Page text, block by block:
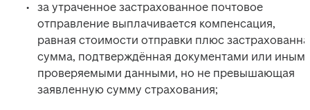
за утраченное застрахованное почтовое
отправление выплачивается компенсация,
равная стоимости отправки плюс
сумма, подтверждённая документами или
проверяемыми данными, но не превышающая
заявленную сумму страхования;